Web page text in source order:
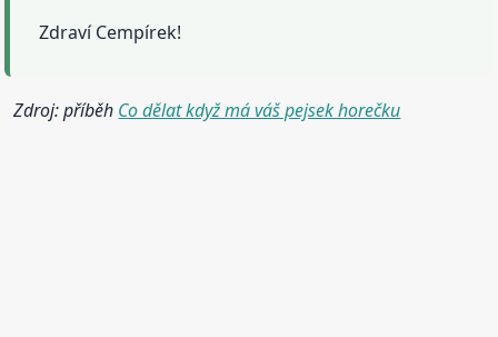
Zdraví Cempírek!
Zdroj: příběh Co dělat když má váš pejsek horečku